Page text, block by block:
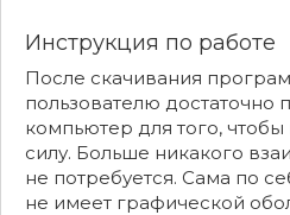
Инструкция по работе
После скачивания
пользователю достаточно
компьютер для того,
силу. Больше никакого
не потребуется. Сама по
не имеет графической